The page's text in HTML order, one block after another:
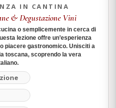
IN CANTINA
& Degustazione Vini
o semplicemente in cerca di
lezione offre un’esperienza
piacere gastronomico. Unisciti a
toscana, scoprendo la vera